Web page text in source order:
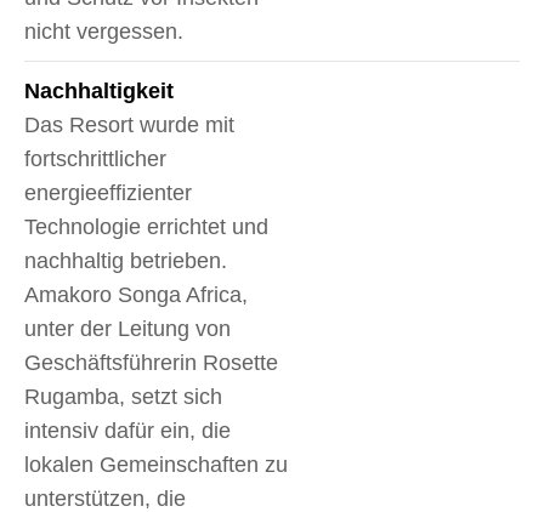
nicht vergessen.
Nachhaltigkeit
Das Resort wurde mit
fortschrittlicher
energieeffizienter
Technologie errichtet und
nachhaltig betrieben.
Amakoro Songa Africa,
unter der Leitung von
Geschäftsführerin Rosette
Rugamba, setzt sich
intensiv dafür ein, die
lokalen Gemeinschaften zu
unterstützen, die